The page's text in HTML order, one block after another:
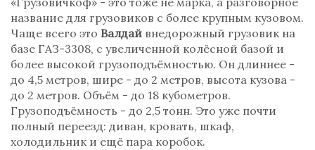
название для грузовиков с более крупным кузовом.
Чаще всего это Валдай внедорожный грузовик на
базе ГАЗ-3308, с увеличенной колёсной базой и
более высокой грузоподъёмностью. Он длиннее -
до 4,5 метров, шире - до 2 метров, высота кузова -
до 2 метров. Объём - до 18 кубометров.
Грузоподъёмность - до 2,5 тонн. Это уже почти
полный переезд: диван, кровать, шкаф,
холодильник и ещё пара коробок.